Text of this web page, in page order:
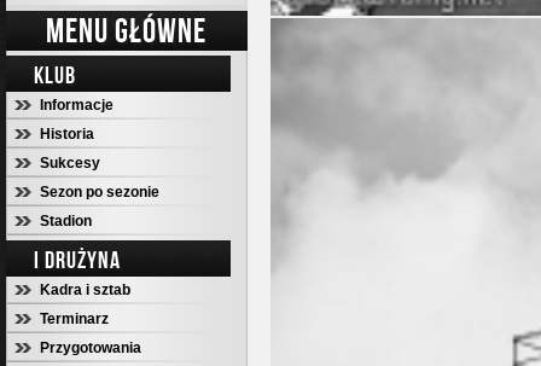
MENU GŁÓWNE
KLUB
Informacje
Historia
Sukcesy
Sezon po sezonie
Stadion
I DRUŻYNA
Kadra i sztab
Terminarz
Przygotowania